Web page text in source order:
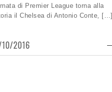
di Premier League torna alla
il Chelsea di Antonio Conte, […]
2016